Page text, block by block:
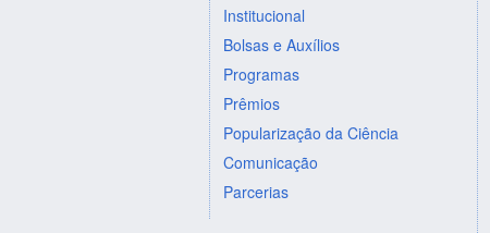
Institucional
Bolsas e Auxílios
Programas
Prêmios
Popularização da Ciência
Comunicação
Parcerias